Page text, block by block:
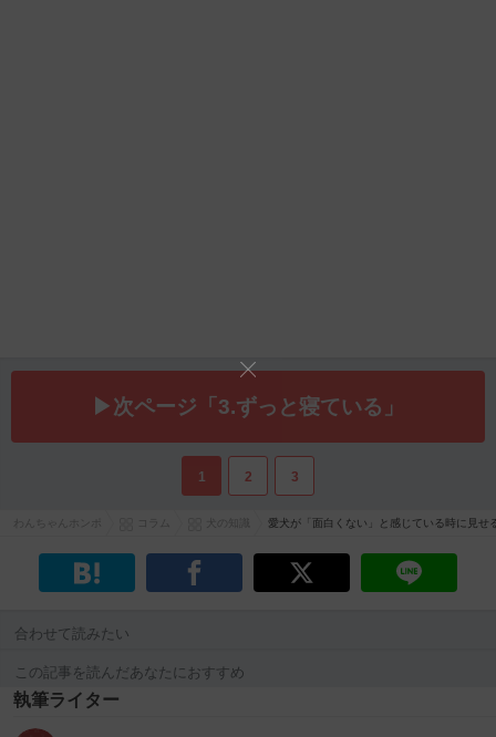
▶次ページ「3.ずっと寝ている」
1 2 3
愛犬が「面白くない」と感じている時に見
合わせて読みたい
この記事を読んだあなたにおすすめ
執筆ライター